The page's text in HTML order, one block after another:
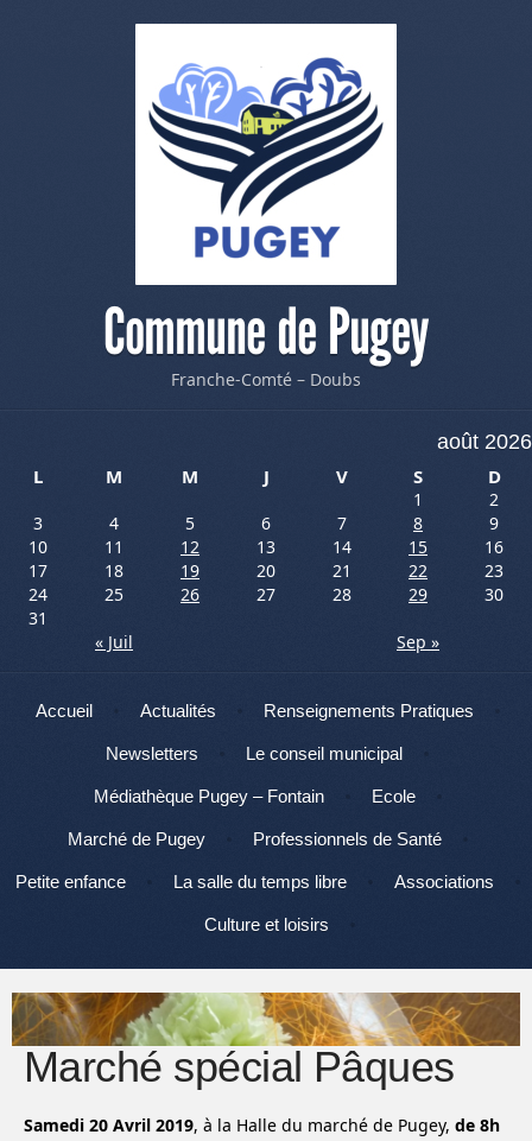
Commune de Pugey
Franche-Comté – Doubs
août 2026
L
M M J V S D
1
2
3
4 5 6 7 8
9
10
11 12 13 14 15
16
17
18 19 20 21 22
23
24
25 26 27 28 29
30
31
« Juil
Sep »
Menu
Aller au contenu
Accueil Actualités Renseignements Pratiques
Newsletters Le conseil municipal
Médiathèque Pugey – Fontain Ecole
Marché de Pugey Professionnels de Santé
Petite enfance La salle du temps libre Associations
Culture et loisirs
Marché spécial Pâques
Samedi 20 Avril 2019, à la Halle du marché de Pugey, de 8h